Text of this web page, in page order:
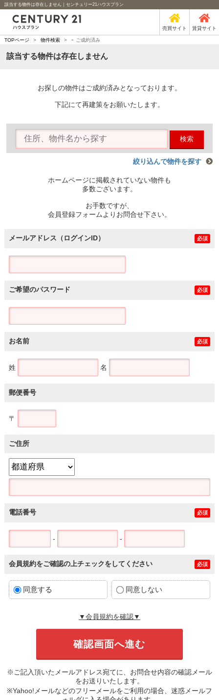
該当する物件は存在しません｜センチュリー21ハウスプラン
売買サイト 賃貸サイト
TOPページ > 物件検索 > - ご成約済み
該当する物件は存在しません
お探しの物件はご成約済みとなっております。
下記にて再建策をお願いたします。
検索
絞り込んで物件を探す
ホームページに掲載されていない物件も
多数ございます。
お手数ですが、
会員登録フォームよりお問合せ下さい。
メールアドレス（ログインID） 必須
ご希望のパスワード 必須
お名前 必須
姓 名
郵便番号
〒
ご住所
電話番号 必須
- -
会員規約をご確認の上チェックをしてください 必須
同意する 同意しない
▼会員規約を確認▼
※ご記入頂いたメールアドレス宛てに、お問合せ内容の確認メール
をお送りいたします。
※Yahoo!メールなどのフリーメールをご利用の場合、迷惑メールフ